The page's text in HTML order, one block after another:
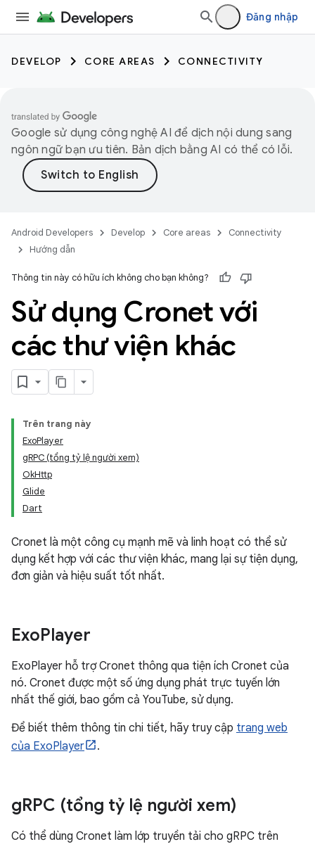
Đăng nhập
DEVELOP CORE AREAS CONNECTIVITY
Google sử dụng công nghệ AI để dịch nội dung sang
ngôn ngữ bạn ưu tiên. Bản dịch bằng AI có thể có lỗi.
Android Developers Develop Core areas
Connectivity
Hướng dẫn
Thông tin này có hữu ích không cho bạn không?
Sử dụng Cronet với
các thư viện khác
Trên trang này
ExoPlayer
gRPC (tổng tỷ lệ người xem)
OkHttp
Glide
Dart
Cronet là một công cụ mạnh mẽ và linh hoạt có thể sử
dụng kết hợp với các thư viện khác, mang lại sự tiện dụng,
đơn giản và hiệu suất tốt nhất.
ExoPlayer
ExoPlayer hỗ trợ Cronet thông qua tiện ích Cronet của
nó. Cronet được một số ứng dụng phát trực tuyến lớn
nhất thế giới, bao gồm cả YouTube, sử dụng.
Để biết thêm thông tin chi tiết, hãy truy cập trang web
của ExoPlayer
.
gRPC (tổng tỷ lệ người xem)
Có thể dùng Cronet làm lớp truyền tải cho gRPC trên